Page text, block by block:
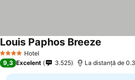
4 Stele Hotel
Louis Paphos Breeze
9,3 Excelent 3.525 La distanță de